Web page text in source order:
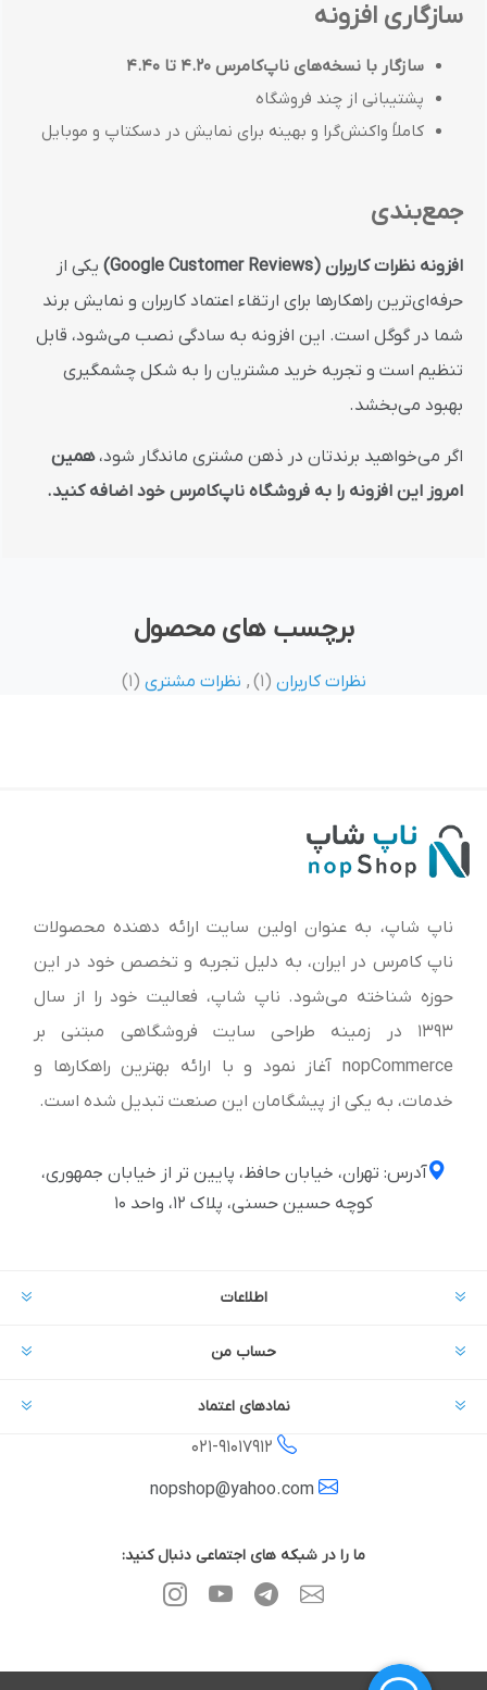
سازگاری افزونه
سازگار با نسخه‌های ناپ‌کامرس 4.20 تا 4.40
پشتیبانی از چند فروشگاه
کاملاً واکنش‌گرا و بهینه برای نمایش در دسکتاپ و موبایل
جمع‌بندی
افزونه نظرات کاربران (Google Customer Reviews)
یکی از
حرفه‌ای‌ترین راهکارها برای ارتقاء اعتماد کاربران و نمایش برند
شما در گوگل است. این افزونه به سادگی نصب می‌شود، قابل
تنظیم است و تجربه خرید مشتریان را به شکل چشمگیری
بهبود می‌بخشد.
اگر می‌خواهید برندتان در ذهن مشتری ماندگار شود،همین
امروز این افزونه را به فروشگاه ناپ‌کامرس خود اضافه کنید.
برچسب های محصول
نظرات کاربران (1)
, نظرات مشتری (1)
ناپ شاپ، به عنوان اولین سایت ارائه‌ دهنده محصولات
ناپ کامرس در ایران، به دلیل تجربه و تخصص خود در این
حوزه شناخته می‌شود. ناپ شاپ، فعالیت خود را از سال
1393 در زمینه طراحی سایت فروشگاهی مبتنی بر
nopCommerce آغاز نمود و با ارائه بهترین راهکارها و
خدمات، به یکی از پیشگامان این صنعت تبدیل شده است.
آدرس: تهران، خیابان حافظ، پایین تر از خیابان جمهوری،
کوچه حسین حسنی، پلاک ۱۲، واحد ۱۰
اطلاعات
حساب من
نمادهای اعتماد
021-91017912
ما را در شبکه های اجتماعی دنبال کنید: